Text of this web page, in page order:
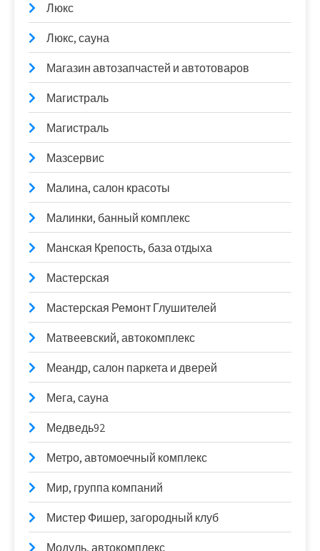
Люкс
Люкс, сауна
Магазин автозапчастей и автотоваров
Магистраль
Магистраль
Мазсервис
Малина, салон красоты
Малинки, банный комплекс
Манская Крепость, база отдыха
Мастерская
Мастерская Ремонт Глушителей
Матвеевский, автокомплекс
Меандр, салон паркета и дверей
Мега, сауна
Медведь92
Метро, автомоечный комплекс
Мир, группа компаний
Мистер Фишер, загородный клуб
Модуль, автокомплекс